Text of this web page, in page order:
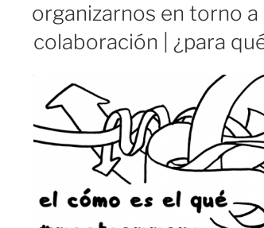
organizarnos en torno
colaboración | ¿para